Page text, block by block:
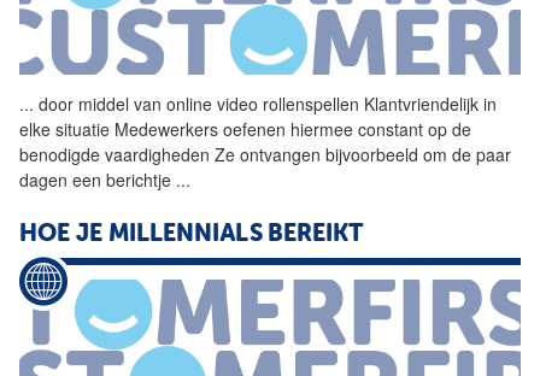
... door middel van online video rollenspellen Klantvriendelijk in
elke situatie Medewerkers oefenen hiermee constant op de
benodigde vaardigheden Ze ontvangen bijvoorbeeld om de paar
dagen een berichtje ...
HOE JE MILLENNIALS BEREIKT